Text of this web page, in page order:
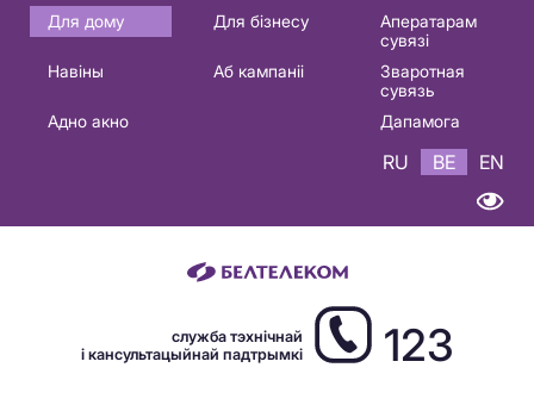
Основная
навигация
Для дому Для бізнесу
Аператарам
сувязі
Навіны
Аб кампаніі
Зваротная
сувязь
Адно акно
Дапамога
RU BE EN
служба тэхнічнай
і кансультацыйнай падтрымкі
123